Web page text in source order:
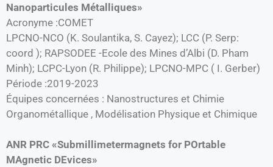
Nanoparticules Métalliques»
Acronyme :COMET
LPCNO-NCO (K. Soulantika, S. Cayez); LCC (P. Serp:
coord ); RAPSODEE -Ecole des Mines d’Albi (D. Pham
Minh); LCPC-Lyon (R. Philippe); LPCNO-MPC ( I. Gerber)
Période :2019-2023
Équipes concernées : Nanostructures et Chimie
Organométallique , Modélisation Physique et Chimique
ANR PRC «Submillimetermagnets for POrtable
MAgnetic DEvices»